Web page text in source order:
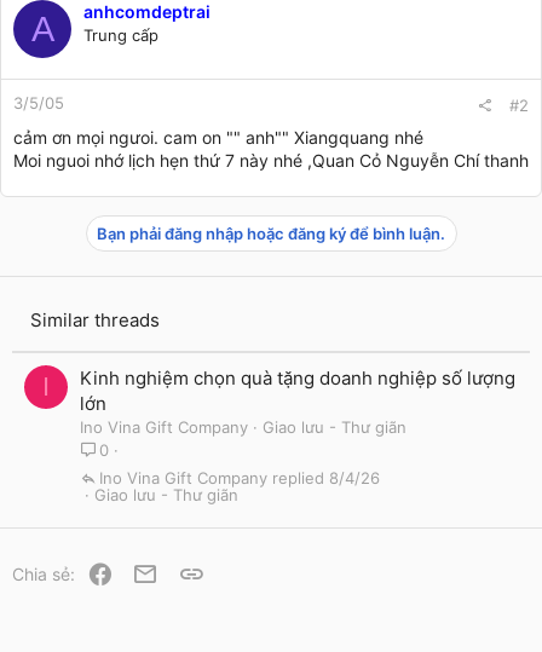
A anhcomdeptrai
Trung cấp
3/5/05 #2
cảm ơn mọi ngưoi. cam on "" anh"" Xiangquang nhé
Moi nguoi nhớ lịch hẹn thứ 7 này nhé ,Quan Cỏ Nguyễn Chí thanh
Bạn phải đăng nhập hoặc đăng ký để bình luận.
Similar threads
I
Kinh nghiệm chọn quà tặng doanh nghiệp số lượng
lớn
Ino Vina Gift Company
Giao lưu - Thư giãn
0
Giao lưu - Thư giãn
8/4/26
Ino Vina Gift Company
Chia sẻ: Facebook
Email